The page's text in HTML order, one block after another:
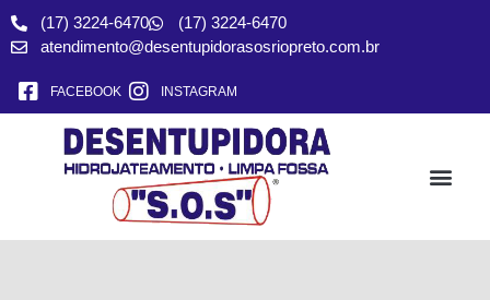
(17) 3224-6470
(17) 3224-6470
atendimento@desentupidorasosriopreto.com.br
FACEBOOK INSTAGRAM